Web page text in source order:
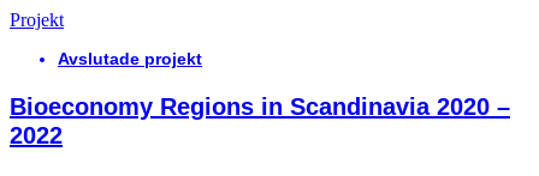
Projekt
Avslutade projekt
Bioeconomy Regions in Scandinavia 2020 –
2022